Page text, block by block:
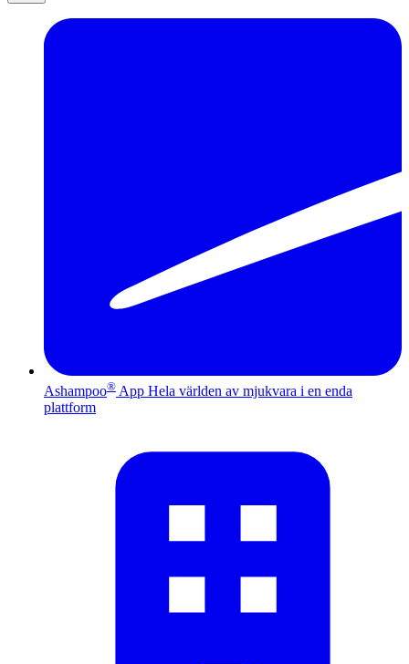
Ashampoo® App Hela världen av mjukvara i en enda
plattform